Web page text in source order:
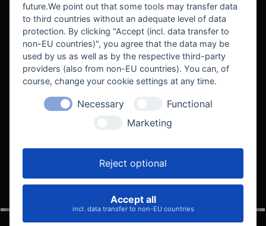
VELOCITY AUTOMOTIVE
future.We point out that some tools may transfer data
to third countries without an adequate level of data
protection. By clicking "Accept (incl. data transfer to
non-EU countries)", you agree that the data may be
used by us as well as by the respective third-party
providers (also from non-EU countries). You can, of
course, change your cookie settings at any time.
Necessary
Functional
Marketing
Reject optional
Accept all
incl. data transfer to non-EU countries